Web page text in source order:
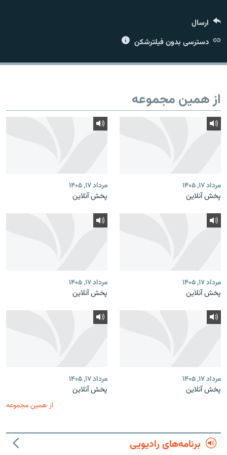
زبان‌های دیگر
ارسال
دسترسی بدون فیلترشکن
از همین مجموعه
مرداد ۱۷, ۱۴۰۵
پخش آنلاین
مرداد ۱۷, ۱۴۰۵
پخش آنلاین
مرداد ۱۷, ۱۴۰۵
پخش آنلاین
مرداد ۱۷, ۱۴۰۵
پخش آنلاین
مرداد ۱۷, ۱۴۰۵
پخش آنلاین
مرداد ۱۷, ۱۴۰۵
پخش آنلاین
از همین مجموعه
برنامه‌های رادیویی